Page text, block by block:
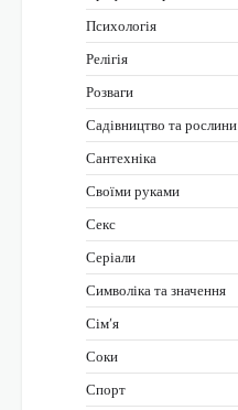
Психологія
Релігія
Розваги
Садівництво та рослини
Сантехніка
Своїми руками
Секс
Серіали
Символіка та значення
Сім’я
Соки
Спорт